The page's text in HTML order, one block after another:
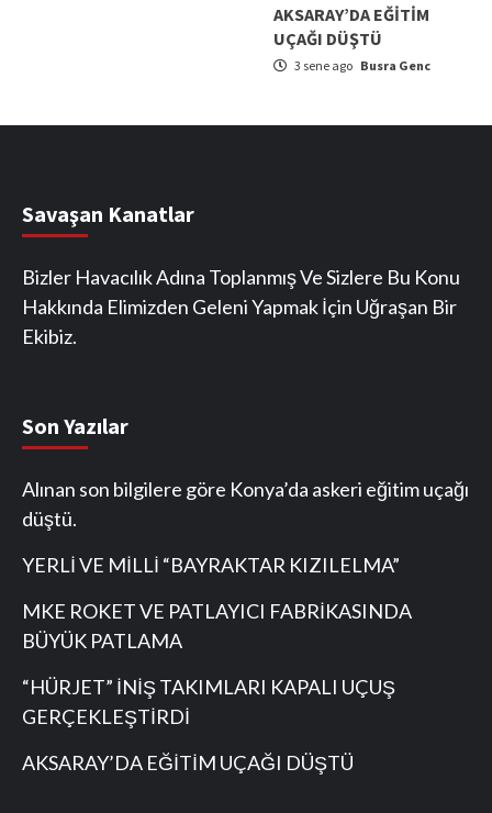
AKSARAY’DA EĞİTİM
UÇAĞI DÜŞTÜ
3 sene ago Busra Genc
Savaşan Kanatlar
Bizler Havacılık Adına Toplanmış Ve Sizlere Bu Konu
Hakkında Elimizden Geleni Yapmak İçin Uğraşan Bir
Ekibiz.
Son Yazılar
Alınan son bilgilere göre Konya’da askeri eğitim uçağı
düştü.
YERLİ VE MİLLİ “BAYRAKTAR KIZILELMA”
MKE ROKET VE PATLAYICI FABRİKASINDA
BÜYÜK PATLAMA
“HÜRJET” İNİŞ TAKIMLARI KAPALI UÇUŞ
GERÇEKLEŞTİRDİ
AKSARAY’DA EĞİTİM UÇAĞI DÜŞTÜ